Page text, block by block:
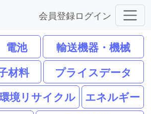
会員登録ログイン
電池
輸送機器・機械
材料
プライスデータ
境リサイクル
エネルギー